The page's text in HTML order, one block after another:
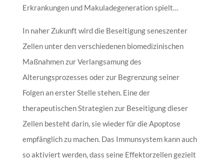
Erkrankungen und Makuladegeneration spielt…
In naher Zukunft wird die Beseitigung seneszenter
Zellen unter den verschiedenen biomedizinischen
Maßnahmen zur Verlangsamung des
Alterungsprozesses oder zur Begrenzung seiner
Folgen an erster Stelle stehen. Eine der
therapeutischen Strategien zur Beseitigung dieser
Zellen besteht darin, sie wieder für die Apoptose
empfänglich zu machen. Das Immunsystem kann auch
so aktiviert werden, dass seine Effektorzellen gezielt